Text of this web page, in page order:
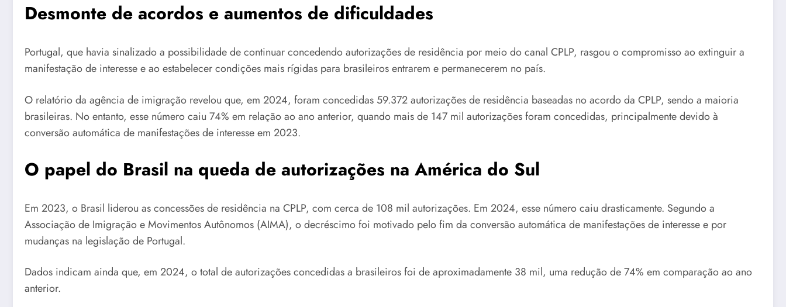
Desmonte de acordos e aumentos de dificuldades
Portugal, que havia sinalizado a possibilidade de continuar concedendo autorizações de residência por meio do canal CPLP, rasgou o compromisso ao extinguir a
manifestação de interesse e ao estabelecer condições mais rígidas para brasileiros entrarem e permanecerem no país.
O relatório da agência de imigração revelou que, em 2024, foram concedidas 59.372 autorizações de residência baseadas no acordo da CPLP, sendo a maioria
brasileiras. No entanto, esse número caiu 74% em relação ao ano anterior, quando mais de 147 mil autorizações foram concedidas, principalmente devido à
conversão automática de manifestações de interesse em 2023.
O papel do Brasil na queda de autorizações na América do Sul
Em 2023, o Brasil liderou as concessões de residência na CPLP, com cerca de 108 mil autorizações. Em 2024, esse número caiu drasticamente. Segundo a
Associação de Imigração e Movimentos Autônomos (AIMA), o decréscimo foi motivado pelo fim da conversão automática de manifestações de interesse e por
mudanças na legislação de Portugal.
Dados indicam ainda que, em 2024, o total de autorizações concedidas a brasileiros foi de aproximadamente 38 mil, uma redução de 74% em comparação ao ano
anterior.